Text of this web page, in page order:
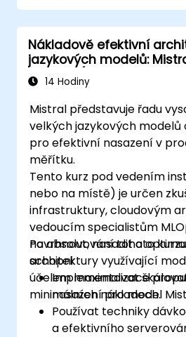
Nákladově efektivní
jazykových modelů:
měřítku (optimalizace
14 Hodiny
Mistral představuje řadu
velkých jazykových
pro efektivní nasazení v
měřítku.
Tento kurz pod vedením
nebo na místě) je určen
infrastruktury, cloudovým
vedoucím specialistům
navrhnout, nasadit a
architektury využívající
účelem maximalizace
minimálních nákladech.
Po absolvování tohoto
schopni:
Implementovat
nasazení pro model
Používat techniky
a efektivního